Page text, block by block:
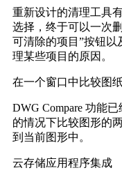
重新设计的清理工具
选择，终于可以一次
可清除的项目”按钮以
理某些项目的原因。
在一个窗口中比较图
DWG Compare 功能
的情况下比较图形的
到当前图形中。
云存储应用程序集成